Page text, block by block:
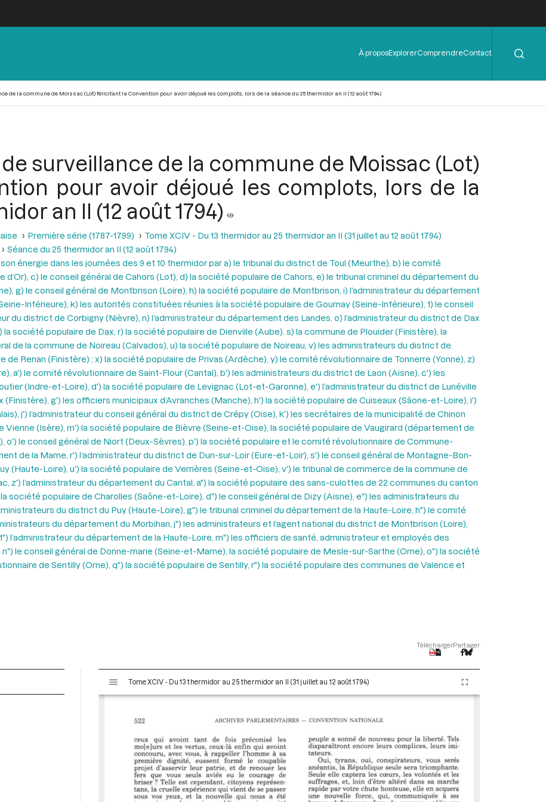
Menu
de
À proposExplorerComprendreContact
de la commune de Moissac (Lot) félicitant la Convention pour avoir déjoué les complots, lors de la séance du 25 thermidor an II (12 août 1794)
surveillance de la commune de Moissac (Lot)
pour avoir déjoué les complots, lors de la
an II (12 août 1794)
Première série (1787-1799)
Tome XCIV - Du 13 thermidor au 25 thermidor an II (31 juillet au 12 août 1794)
Séance du 25 thermidor an II (12 août 1794)
énergie dans les journées des 9 et 10 thermidor par a) le tribunal du district de Toul (Meurthe), b) le comité
c) le conseil général de Cahors (Lot), d) la société populaire de Cahors, e) le tribunal criminel du département du
g) le conseil général de Montbrison (Loire), h) la société populaire de Montbrison, i) l’administrateur du département
Inférieure), k) les autorités constituées réunies à la société populaire de Gournay (Seine-Inférieure), 1) le conseil
du district de Corbigny (Nièvre), n) l’administrateur du département des Landes, o) l’administrateur du district de Dax
société populaire de Dax, r) la société populaire de Dienville (Aube). s) la commune de Plouider (Finistère), la
de la commune de Noireau (Calvados), u) la société populaire de Noireau, v) les administrateurs du district de
Renan (Finistère) ; x) la société populaire de Privas (Ardèche), y) le comité révolutionnaire de Tonnerre (Yonne), z)
a') le comité révolutionnaire de Saint-Flour (Cantal), b') les administrateurs du district de Laon (Aisne), c') les
(Indre-et-Loire), d') la société populaire de Levignac (Lot-et-Garonne), e') l’administrateur du district de Lunéville
g') les officiers municipaux d’Avranches (Manche), h') la société populaire de Cuiseaux (Sâone-et-Loire), i')
j') l’administrateur du conseil général du district de Crépy (Oise), k') les secrétaires de la municipalité de Chinon
Vienne (Isère), m') la société populaire de Bièvre (Seine-et-Oise), la société populaire de Vaugirard (département de
o') le conseil général de Niort (Deux-Sèvres), p') la société populaire et le comité révolutionnaire de Commune-
de la Marne, r') l’administrateur du district de Dun-sur-Loir (Eure-et-Loir), s') le conseil général de Montagne-Bon-
(Haute-Loire), u') la société populaire de Verrières (Seine-et-Oise), v') le tribunal de commerce de la commune de
z') l’administrateur du département du Cantal, a") la société populaire des sans-culottes de 22 communes du canton
la société populaire de Charolles (Saône-et-Loire), d") le conseil général de Dizy (Aisne), e") les administrateurs du
du district du Puy (Haute-Loire), g") le tribunal criminel du département de la Haute-Loire, h") le comité
du département du Morbihan, j") les administrateurs et l’agent national du district de Montbrison (Loire),
l’administrateur du département de la Haute-Loire, m") les officiers de santé, administrateur et employés des
le conseil général de Donne-marie (Seine-et-Marne), la société populaire de Mesle-sur-Sarthe (Orne), o") la société
de Sentilly (Orne), q") la société populaire de Sentilly, r") la société populaire des communes de Valence et
TéléchargerPartager
s
Tome XCIV - Du 13 thermidor au 25 thermidor an II (31 juillet au 12 août 1794)